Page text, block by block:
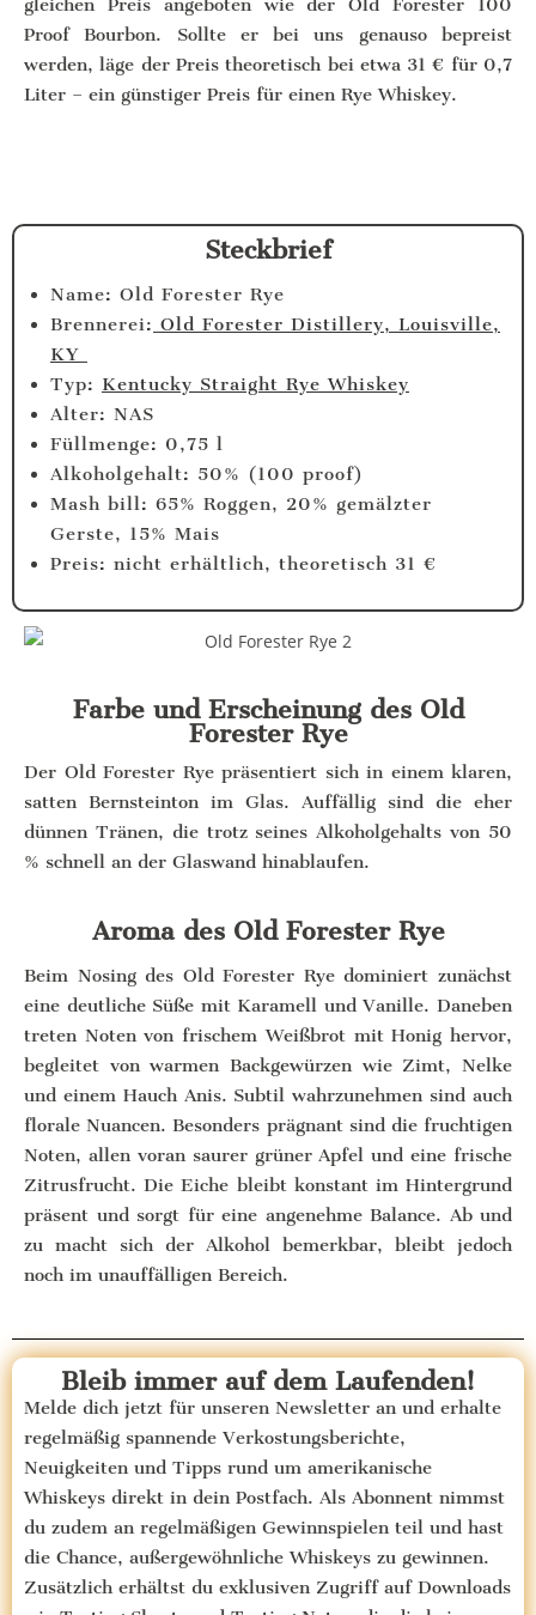
gleichen Preis angeboten wie der Old Forester 100
Proof Bourbon. Sollte er bei uns genauso bepreist
werden, läge der Preis theoretisch bei etwa 31 € für 0,7
Liter – ein günstiger Preis für einen Rye Whiskey.
Steckbrief
Name: Old Forester Rye
Brennerei: Old Forester Distillery, Louisville,
KY
Typ: Kentucky Straight Rye Whiskey
Alter: NAS
Füllmenge: 0,75 l
Alkoholgehalt: 50% (100 proof)
Mash bill: 65% Roggen, 20% gemälzter
Gerste, 15% Mais
Preis: nicht erhältlich, theoretisch 31 €
Farbe und Erscheinung des Old
Forester Rye
Der Old Forester Rye präsentiert sich in einem klaren,
satten Bernsteinton im Glas. Auffällig sind die eher
dünnen Tränen, die trotz seines Alkoholgehalts von 50
% schnell an der Glaswand hinablaufen.
Aroma des Old Forester Rye
Beim Nosing des Old Forester Rye dominiert zunächst
eine deutliche Süße mit Karamell und Vanille. Daneben
treten Noten von frischem Weißbrot mit Honig hervor,
begleitet von warmen Backgewürzen wie Zimt, Nelke
und einem Hauch Anis. Subtil wahrzunehmen sind auch
florale Nuancen. Besonders prägnant sind die fruchtigen
Noten, allen voran saurer grüner Apfel und eine frische
Zitrusfrucht. Die Eiche bleibt konstant im Hintergrund
präsent und sorgt für eine angenehme Balance. Ab und
zu macht sich der Alkohol bemerkbar, bleibt jedoch
noch im unauffälligen Bereich.
Bleib immer auf dem Laufenden!
Melde dich jetzt für unseren Newsletter an und erhalte
regelmäßig spannende Verkostungsberichte,
Neuigkeiten und Tipps rund um amerikanische
Whiskeys direkt in dein Postfach. Als Abonnent nimmst
du zudem an regelmäßigen Gewinnspielen teil und hast
die Chance, außergewöhnliche Whiskeys zu gewinnen.
Zusätzlich erhältst du exklusiven Zugriff auf Downloads